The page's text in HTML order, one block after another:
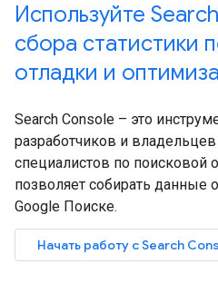
Используйте
сбора статистики
отладки и
Search Console – это
разработчиков и
специалистов по поисковой
позволяет собирать данные
Google Поиске.
Начать работу с Search